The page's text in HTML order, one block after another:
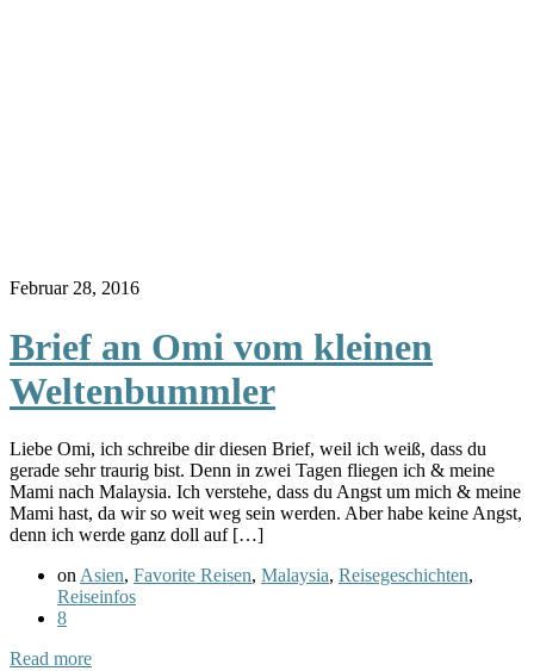
Februar 28, 2016
Brief an Omi vom kleinen
Weltenbummler
Liebe Omi, ich schreibe dir diesen Brief, weil ich weiß, dass du
gerade sehr traurig bist. Denn in zwei Tagen fliegen ich & meine
Mami nach Malaysia. Ich verstehe, dass du Angst um mich & meine
Mami hast, da wir so weit weg sein werden. Aber habe keine Angst,
denn ich werde ganz doll auf […]
on Asien, Favorite Reisen, Malaysia, Reisegeschichten,
Reiseinfos
8
Read more